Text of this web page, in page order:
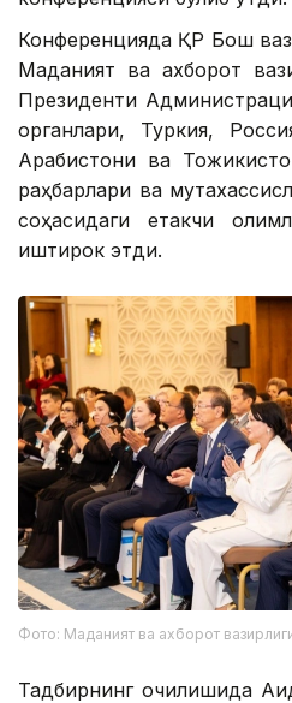
Конференцияда ҚР Бош
Маданият ва ахборот
Президенти
органлари, Туркия,
Арабистони ва
раҳбарлари ва
соҳасидаги етакчи
иштирок этди.
Фото: Маданият ва ахборот
Тадбирнинг очилишида